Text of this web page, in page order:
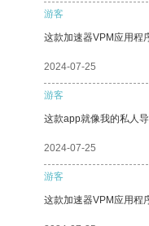
游客
这款加速器VPM应用程
2024-07-25
游客
这款app就像我的私人
2024-07-25
游客
这款加速器VPM应用程